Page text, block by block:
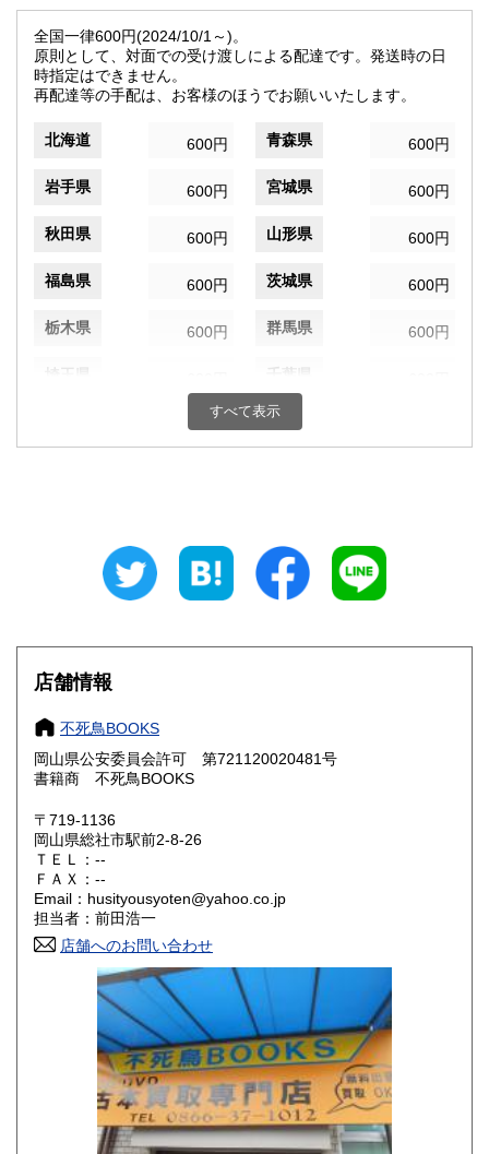
全国一律600円(2024/10/1～)。
原則として、対面での受け渡しによる配達です。発送時の日
時指定はできません。
再配達等の手配は、お客様のほうでお願いいたします。
北海道 600円 青森県 600円
岩手県 600円 宮城県 600円
秋田県 600円 山形県 600円
福島県 600円 茨城県 600円
栃木県 600円 群馬県 600円
埼玉県 千葉県
600円 神奈川県
600円 長野県
大阪府 600円 兵庫県
鳥取県 600円
岡山県 600円 広島県
山口県 600円
600円
600円 福岡県
600円 長崎県
600円 大分県
すべて表示
店舗情報
不死鳥BOOKS
岡山県公安委員会許可 第721120020481号
書籍商 不死鳥BOOKS
〒719-1136
岡山県総社市駅前2-8-26
ＴＥＬ：--
ＦＡＸ：--
Email：husityousyoten@yahoo.co.jp
担当者：前田浩一
店舗へのお問い合わせ